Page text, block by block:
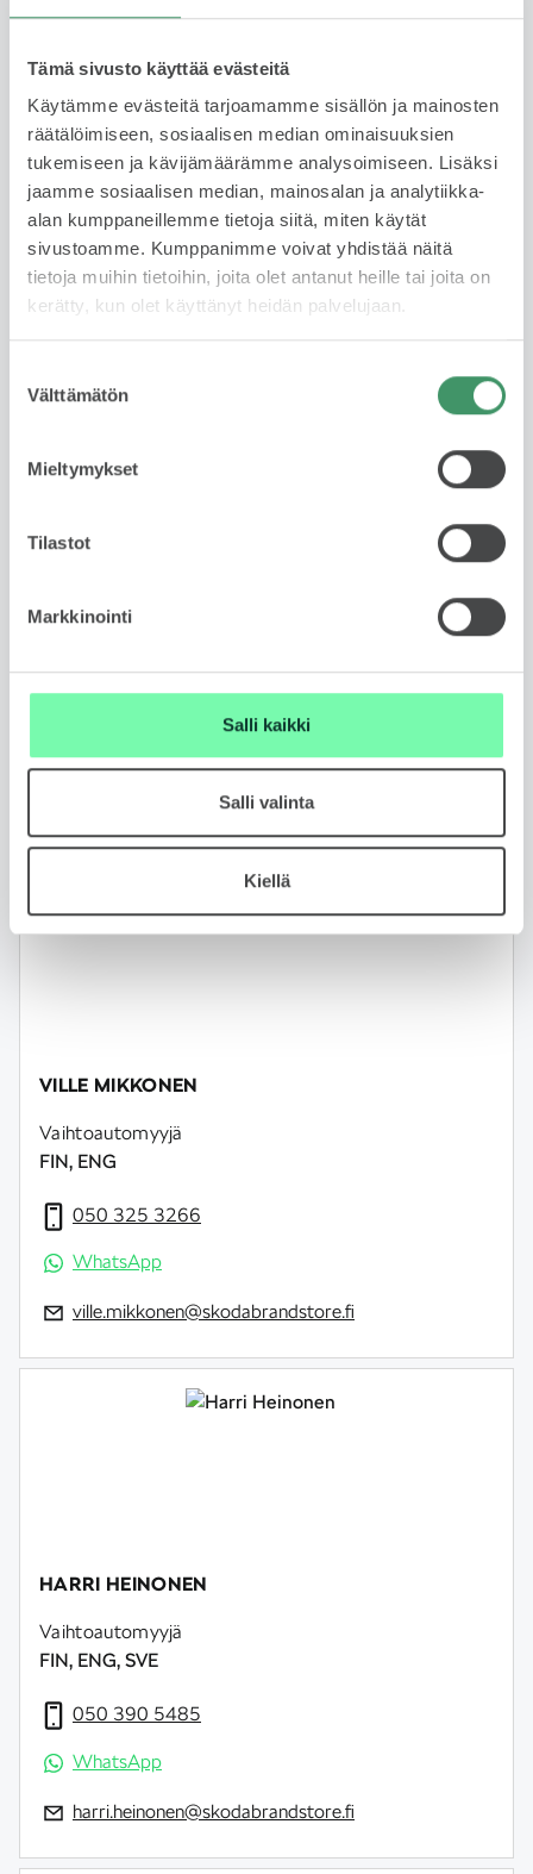
Tämä sivusto käyttää evästeitä
Käytämme evästeitä tarjoamamme sisällön ja mainosten
räätälöimiseen, sosiaalisen median ominaisuuksien
tukemiseen ja kävijämäärämme analysoimiseen. Lisäksi
jaamme sosiaalisen median, mainosalan ja analytiikka-
alan kumppaneillemme tietoja siitä, miten käytät
sivustoamme. Kumppanimme voivat yhdistää näitä
tietoja muihin tietoihin, joita olet antanut heille tai joita on
kerätty, kun olet käyttänyt heidän palvelujaan.
valinta
Välttämätön
Mieltymykset
Tilastot
Markkinointi
Salli kaikki
Salli valinta
Kiellä
Yksityisleasing
Kysy saatavuudesta
Käytetyn auton leasing on fiksu valinta, jos haluat ajaa
laadukkaalla autolla ilman omistamiseen liittyviä
tkm/ vuosi. Leasing tarjoaa huolettoman tavan
autoilla – maksat vain käytöstä, et omistuksesta.
Lue lisää
Jätä yhteydenottopyyntö
VILLE MIKKONEN
Vaihtoautomyyjä
FIN, ENG
050 325 3266
WhatsApp
ville.mikkonen@skodabrandstore.fi
HARRI HEINONEN
Vaihtoautomyyjä
FIN, ENG, SVE
050 390 5485
WhatsApp
harri.heinonen@skodabrandstore.fi